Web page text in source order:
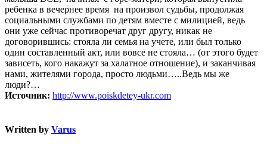
ребенка в вечернее время на произвол судьбы, продолжая
социальными службами по детям вместе с милицией, ведь
они уже сейчас противоречат друг другу, никак не
договорившись: стояла ли семья на учете, или был только
один составленный акт, или вовсе не стояла… (от этого будет
зависеть, кого накажут за халатное отношение), и заканчивая
нами, жителями города, просто людьми…..Ведь мы же
люди?…
Источник: http://www.poiskdetey-ukr.com
Written by Varus